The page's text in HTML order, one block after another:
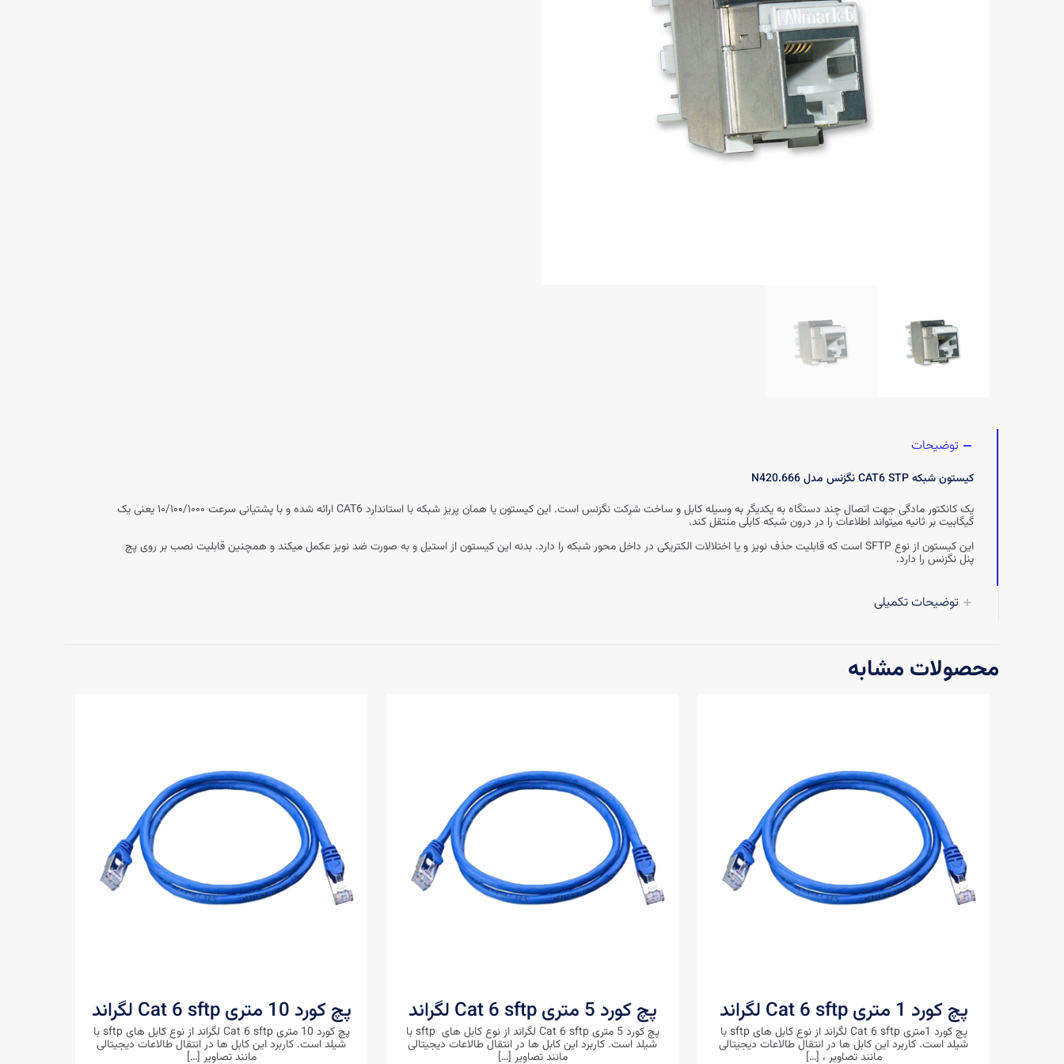
توضیحات
کیستون شبکه CAT6 STP نگزنس مدل N420.666
یک کانکتور مادگی جهت اتصال چند دستگاه به یکدیگر به وسیله کابل و ساخت شرکت نگزنس است. این کیستون یا همان پریز شبکه با استاندارد CAT6 ارائه شده و با پشتیانی سرعت ۱۰/۱۰۰/۱۰۰۰ یعنی یک
گیگابیت بر ثانیه میتواند اطلاعات را در درون شبکه کابلی منتقل کند.
این کیستون از نوع SFTP است که قابلیت حذف نویز و یا اختلالات الکتریکی در داخل محور شبکه را دارد. بدنه این کیستون از استیل و به صورت ضد نویز عکمل میکند و همچنین قابلیت نصب بر روی پچ
پنل نگزنس را دارد.
توضیحات تکمیلی
محصولات مشابه
پچ کورد 1 متری Cat 6 sftp لگراند
پچ کورد 1متری Cat 6 sftp لگراند از نوع کابل های sftp با
شیلد است. کاربرد این کابل ها در انتقال طالاعات دیجیتالی
مانند تصاویر ، […]
پچ کورد 5 متری Cat 6 sftp لگراند
پچ کورد 5 متری Cat 6 sftp لگراند از نوع کابل های sftp با
شیلد است. کاربرد این کابل ها در انتقال طالاعات دیجیتالی
مانند تصاویر […]
پچ کورد 10 متری Cat 6 sftp لگراند
پچ کورد 10 متری Cat 6 sftp لگراند از نوع کابل های sftp با
شیلد است. کاربرد این کابل ها در انتقال طالاعات دیجیتالی
مانند تصاویر […]